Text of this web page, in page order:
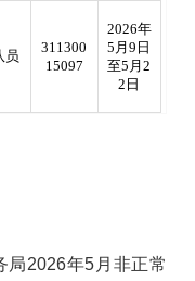
员
311300
15097
2026年
5月9日
至5月2
2日
局2026年5月非正常